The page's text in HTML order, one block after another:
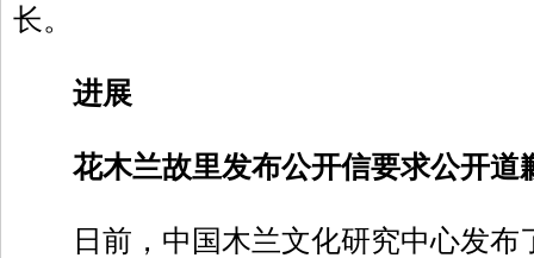
长。
进展
花木兰故里发布公开信要求公开道
日前，中国木兰文化研究中心发布